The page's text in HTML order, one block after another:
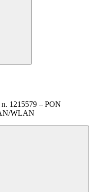
1215579 – PON
WLAN